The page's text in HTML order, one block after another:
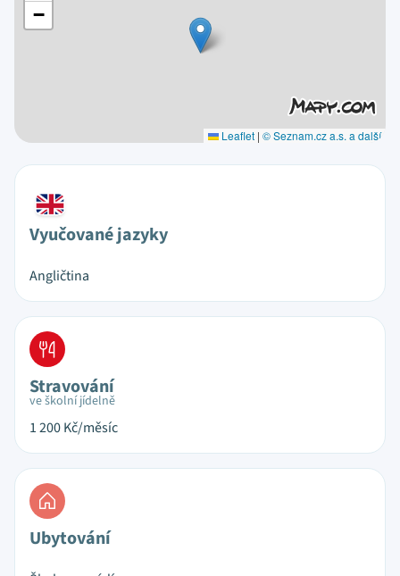
−
Leaflet | © Seznam.cz a.s. a další
Vyučované jazyky
Angličtina
Stravování
ve školní jídelně
1 200Kč/měsíc
Ubytování